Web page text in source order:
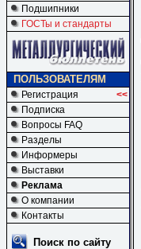
Подшипники
ГОСТы и стандарты
ПОЛЬЗОВАТЕЛЯМ
Регистрация
<<
Подписка
Вопросы FAQ
Разделы
Информеры
Выставки
Реклама
О компании
Контакты
Поиск по сайту